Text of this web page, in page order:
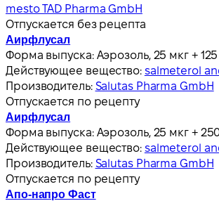
mesto TAD Pharma GmbH
Отпускается без рецепта
Аирфлусал
Форма выпуска: Аэрозоль, 25 мкг +
Действующее вещество: salmeterol
Производитель: Salutas Pharma GmbH
Отпускается по рецепту
Аирфлусал
Форма выпуска: Аэрозоль, 25 мкг +
Действующее вещество: salmeterol
Производитель: Salutas Pharma GmbH
Отпускается по рецепту
Апо-напро Фаст